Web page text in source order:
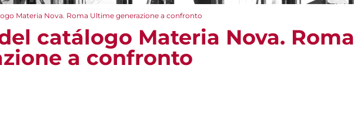
Materia Nova. Roma Ultime generazione a confronto
catálogo Materia Nova. Roma
a confronto